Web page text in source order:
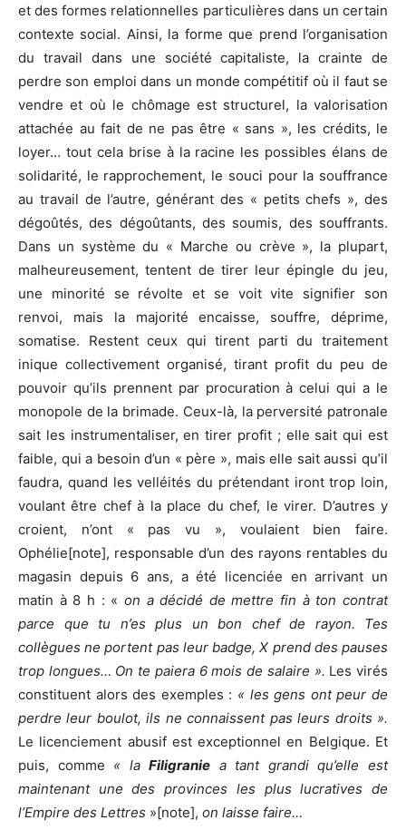
et des formes relationnelles particulières dans un certain
contexte social. Ainsi, la forme que prend l’organisation
du travail dans une société capitaliste, la crainte de
perdre son emploi dans un monde compétitif où il faut se
vendre et où le chômage est structurel, la valorisation
attachée au fait de ne pas être « sans », les crédits, le
loyer… tout cela brise à la racine les possibles élans de
solidarité, le rapprochement, le souci pour la souffrance
au travail de l’autre, générant des « petits chefs », des
dégoûtés, des dégoûtants, des soumis, des souffrants.
Dans un système du « Marche ou crève », la plupart,
malheureusement, tentent de tirer leur épingle du jeu,
une minorité se révolte et se voit vite signifier son
renvoi, mais la majorité encaisse, souffre, déprime,
somatise. Restent ceux qui tirent parti du traitement
inique collectivement organisé, tirant profit du peu de
pouvoir qu’ils prennent par procuration à celui qui a le
monopole de la brimade. Ceux-là, la perversité patronale
sait les instrumentaliser, en tirer profit ; elle sait qui est
faible, qui a besoin d’un « père », mais elle sait aussi qu’il
faudra, quand les velléités du prétendant iront trop loin,
voulant être chef à la place du chef, le virer. D’autres y
croient, n’ont « pas vu », voulaient bien faire.
Ophélie[note], responsable d’un des rayons rentables du
magasin depuis 6 ans, a été licenciée en arrivant un
matin à 8 h : « on a décidé de mettre fin à ton contrat
parce que tu n’es plus un bon chef de rayon. Tes
collègues ne portent pas leur badge, X prend des pauses
trop longues… On te paiera 6 mois de salaire ». Les virés
constituent alors des exemples : « les gens ont peur de
perdre leur boulot, ils ne connaissent pas leurs droits ».
Le licenciement abusif est exceptionnel en Belgique. Et
puis, comme « laFiligranie a tant grandi qu’elle est
maintenant une des provinces les plus lucratives de
l’Empire des Lettres »[note], on laisse faire…